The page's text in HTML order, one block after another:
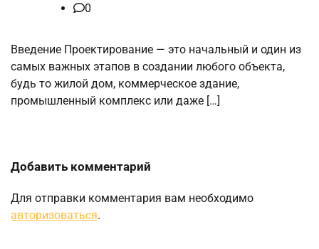
0
Введение Проектирование — это начальный и один из
самых важных этапов в создании любого объекта,
будь то жилой дом, коммерческое здание,
промышленный комплекс или даже […]
Добавить комментарий
Для отправки комментария вам необходимо
авторизоваться.